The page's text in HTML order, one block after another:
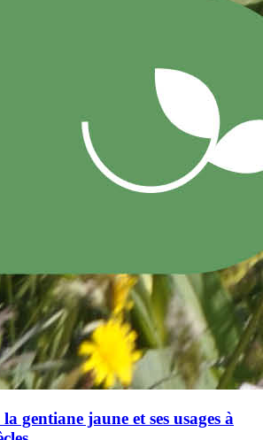
gentiane jaune et ses usages à